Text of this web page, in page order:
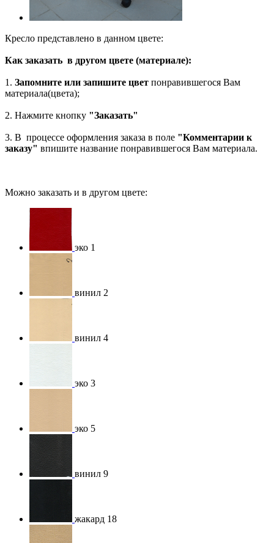
Кресло представлено в данном цвете:
Как заказать в другом цвете (материале):
1. Запомните или запишите цвет понравившегося Вам
материала(цвета);
2. Нажмите кнопку "Заказать"
3. В процессе оформления заказа в поле "Комментарии к
заказу" впишите название понравившегося Вам материала.
Можно заказать и в другом цвете:
эко 1
винил 2
винил 4
эко 3
эко 5
винил 9
жакард 18